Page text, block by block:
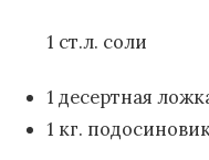
1 ст.л. соли
1 десертная
1 кг.